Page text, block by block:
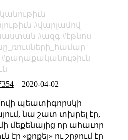
վարլամով
ազգ
էթնոս
քաղաքականութիւն
– 2020-04-02
պեատիգորսկի
նա շատ տխրել էր,
մեքենայից որ ահաւոր
էր «քոքել» ու շրջում էր